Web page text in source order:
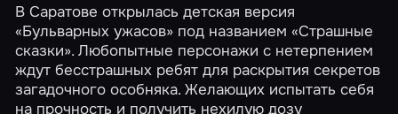
В Саратове открылась детская версия
«Бульварных ужасов» под названием«Страшные
сказки». Любопытные персонажи с нетерпением
ждут бесстрашных ребят для раскрытия секретов
загадочного особняка. Желающих испытать себя
на прочность и получить нехилую дозу